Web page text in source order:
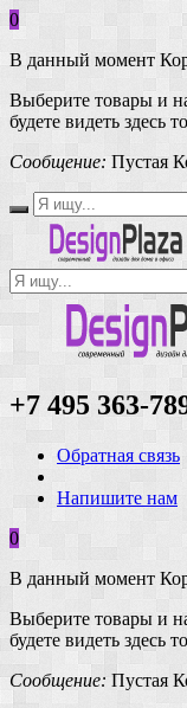
0
В данный момент
Выберите товары и
будете видеть здесь
Сообщение: Пустая
+7 495 363-
Обратная связь
Напишите нам
0
В данный момент
Выберите товары и
будете видеть здесь
Сообщение: Пустая